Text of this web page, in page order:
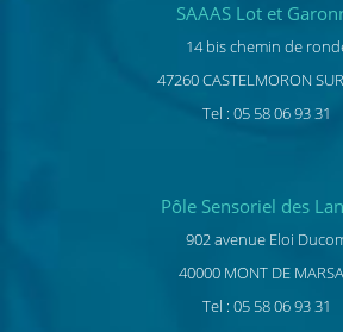
SAAAS Lot et
14 bis chemin de
47260 CASTELMORON
Tel : 05 58 06 93 31
Pôle Sensoriel des
902 avenue Eloi
40000 MONT DE
Tel : 05 58 06 93 31